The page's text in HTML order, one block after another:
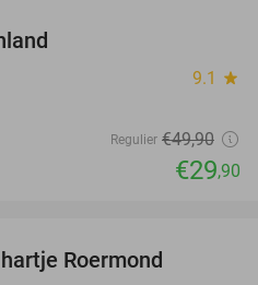
9.1 star
Regulier €49,90
€29,90
Roermond